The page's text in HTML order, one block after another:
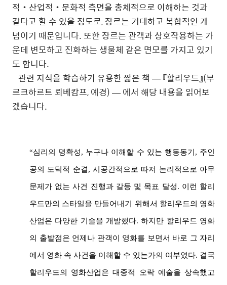
적‧산업적‧문화적 측면을 총체적으로 이해하는 것과
같다고 할 수 있을 정도로, 장르는 거대하고 복합적인 개
념이기 때문입니다. 또한 장르는 관객과 상호작용하는 가
운데 변모하고 진화하는 생물체 같은 면모를 가지고 있기
도 합니다.
관련 지식을 학습하기 유용한 짧은 책 —『할리우드』(부
르크하르트 뢰베캄프,예경) —에서 해당 내용을 읽어보
겠습니다.
“심리의 명확성, 누구나 이해할 수 있는 행동동기, 주인
공의 도덕적 순결, 시공간적으로 따져 논리적으로 아무
문제가 없는 사건 진행과 갈등 및 목표 달성. 이런 할리
우드만의 스타일을 만들어내기 위해서 할리우드의 영화
산업은 다양한 기술을 개발했다. 하지만 할리우드 영화
의 출발점은 언제나 관객이 영화를 보면서 바로 그 자리
에서 영화 속 사건을 이해할 수 있는가의 여부였다. 결국
할리우드의 영화산업은 대중적 오락 예술을 상속했고